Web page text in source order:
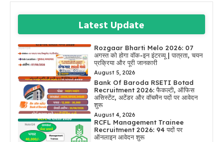
Latest Update
Rozgaar Bharti Melo 2026: 07
अगस्त को होगा वॉक-इन इंटरव्यू | पात्रता, चयन
प्रक्रिया और पूरी जानकारी
August 5, 2026
Bank Of Baroda RSETI Botad
Recruitment 2026: फैकल्टी, ऑफिस
असिस्टेंट, अटेंडर और वॉचमैन पदों पर आवेदन
शुरू
August 4, 2026
RCFL Management Trainee
Recruitment 2026: 94 पदों पर
ऑनलाइन आवेदन शुरू